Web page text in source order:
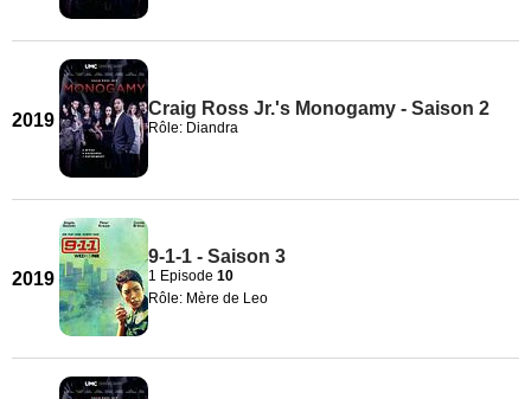
2019
Craig Ross Jr.'s Monogamy - Saison 2
Rôle: Diandra
2019
9-1-1 - Saison 3
1 Episode 10
Rôle: Mère de Leo